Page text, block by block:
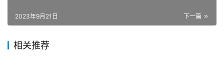
下一篇
2023年9月21日
相关推荐